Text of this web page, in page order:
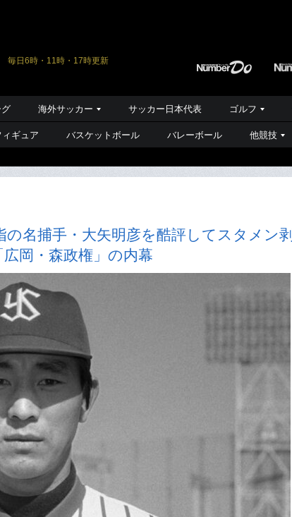
毎日6時・11時・17時更新
海外サッカー サッカー日本代表 ゴルフ
ィギュア バスケットボール バレーボール 他競技
の名捕手・大矢明彦を酷評してスタメン剥
岡・森政権」の内幕